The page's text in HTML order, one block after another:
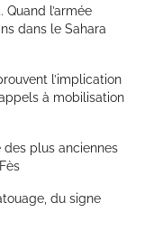
l’armée
dans le Sahara
l’implication
à mobilisation
des plus anciennes
du signe